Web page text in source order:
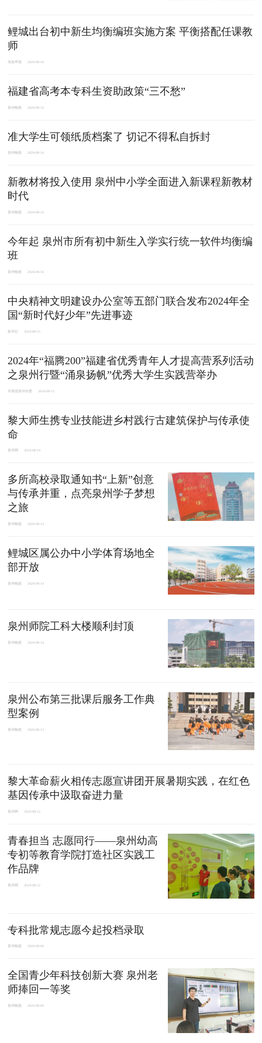
鲤城出台初中新生均衡编班实施方案 平衡搭配任课教
师
东南早报 2024-08-16
福建省高考本专科生资助政策“三不愁”
泉州晚报 2024-08-16
准大学生可领纸质档案了 切记不得私自拆封
泉州晚报 2024-08-16
新教材将投入使用 泉州中小学全面进入新课程新教材
时代
泉州晚报 2024-08-16
今年起 泉州市所有初中新生入学实行统一软件均衡编
班
泉州晚报 2024-08-16
中央精神文明建设办公室等五部门联合发布2024年全
国“新时代好少年”先进事迹
新华社 2024-08-15
2024年“福腾200”福建省优秀青年人才提高营系列活动
之泉州行暨“涌泉扬帆”优秀大学生实践营举办
共青团泉州市委 2024-08-15
黎大师生携专业技能进乡村践行古建筑保护与传承使
命
泉州网 2024-08-14
多所高校录取通知书“上新”创意
与传承并重，点亮泉州学子梦想
之旅
泉州晚报 2024-08-14
鲤城区属公办中小学体育场地全
部开放
泉州晚报 2024-08-14
泉州师院工科大楼顺利封顶
泉州晚报 2024-08-14
泉州公布第三批课后服务工作典
型案例
泉州晚报 2024-08-13
黎大革命薪火相传志愿宣讲团开展暑期实践，在红色
基因传承中汲取奋进力量
泉州网 2024-08-12
青春担当 志愿同行——泉州幼高
专初等教育学院打造社区实践工
作品牌
泉州网 2024-08-12
专科批常规志愿今起投档录取
泉州晚报 2024-08-09
全国青少年科技创新大赛 泉州老
师捧回一等奖
泉州晚报 2024-08-09